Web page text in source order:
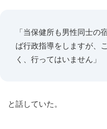
「当保健所も男性同士の
ば行政指導をしますが、
く、行ってはいません」
と話していた。